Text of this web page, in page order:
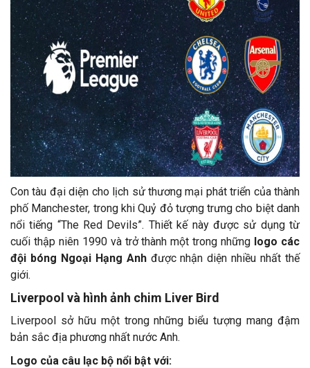
Con tàu đại diện cho lịch sử thương mại phát triển của thành
phố Manchester, trong khi Quỷ đỏ tượng trưng cho biệt danh
nổi tiếng “The Red Devils”. Thiết kế này được sử dụng từ
cuối thập niên 1990 và trở thành một trong những logo các
đội bóng Ngoại Hạng Anhđược nhận diện nhiều nhất thế
giới.
Liverpool và hình ảnh chim Liver Bird
Liverpool sở hữu một trong những biểu tượng mang đậm
bản sắc địa phương nhất nước Anh.
Logo của câu lạc bộ nổi bật với: